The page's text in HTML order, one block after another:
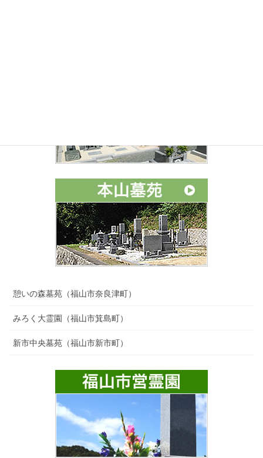
憩いの森墓苑（福山市奈良津町）
みろく大霊園（福山市箕島町）
新市中央墓苑（福山市新市町）